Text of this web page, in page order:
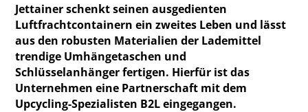
Jettainer schenkt seinen ausgedienten
Luftfrachtcontainern ein zweites Leben und lässt
aus den robusten Materialien der Lademittel
trendige Umhängetaschen und
Schlüsselanhänger fertigen. Hierfür ist das
Unternehmen eine Partnerschaft mit dem
Upcycling-Spezialisten B2L eingegangen.